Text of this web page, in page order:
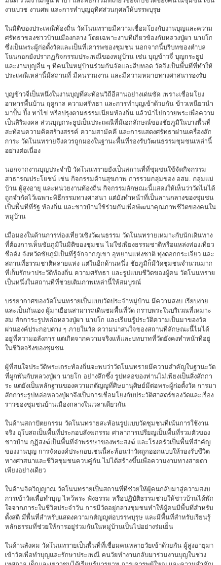
งานบวช งานศพ และการทำบุญอุทิศส่วนกุศลให้บรรพบุรุษ
ในมิติของประเพณีท้องถิ่น วัดโนนทรายมีความเชื่อมโยงกับงานบุญและความ
ศรัทธาของชาวบ้านเมืองกลาง โดยเฉพาะงานที่เกี่ยวข้องกับหลวงปู่ผา นายโก
ซึ่งเป็นพระผู้ก่อตั้งวัดและเป็นที่เคารพของชุมชน นอกจากนี้บริบทของตำบล
โนนกอกยังปรากฏกิจกรรมประเพณีของหมู่บ้าน เช่น บุญข้าวจี่ บุญกระธูป
และงานบุญอื่น ๆ ที่คนในหมู่บ้านร่วมกันจัดและสืบทอด วัดจึงเป็นพื้นที่ที่ทำให้
ประเพณีเหล่านี้มีสถานที่ มีคนร่วมงาน และมีความหมายทางศาสนารองรับ
บุญข้าวจี่เป็นหนึ่งในงานบุญที่สะท้อนวิถีอีสานอย่างเด่นชัด เพราะเชื่อมโยง
อาหารพื้นบ้าน ฤดูกาล ความศรัทธา และการทำบุญเข้าด้วยกัน ข้าวเหนียวนำ
มาปั้น ปิ้ง ทาไข่ หรือปรุงตามธรรมเนียมท้องถิ่น แล้วนำไปถวายพระเพื่อความ
เป็นสิริมงคล ส่วนบุญกระธูปเป็นประเพณีที่มีเอกลักษณ์ของชัยภูมิในบางพื้นที่
สะท้อนความคิดสร้างสรรค์ ความสามัคคี และการแสดงศรัทธาผ่านเครื่องสัก
การะ วัดโนนทรายจึงควรถูกมองในฐานะพื้นที่รองรับวัฒนธรรมชุมชนเหล่านี้
อย่างต่อเนื่อง
นอกจากงานบุญประจำปี วัดโนนทรายยังเป็นสถานที่ที่ชุมชนใช้จัดกิจกรรม
สาธารณประโยชน์ เช่น กิจกรรมด้านสุขภาพ การรวมกลุ่มของ อสม. กลุ่มแม่
บ้าน ผู้สูงอายุ และหน่วยงานท้องถิ่น กิจกรรมลักษณะนี้แสดงให้เห็นว่าวัดไม่ได้
ถูกจำกัดไว้เฉพาะพิธีกรรมทางศาสนา แต่ยังทำหน้าที่เป็นลานกลางของชุมชน
เป็นพื้นที่ที่รัฐ ท้องถิ่น และชาวบ้านใช้ร่วมกันเพื่อพัฒนาคุณภาพชีวิตของคนใน
หมู่บ้าน
เมื่อมองในด้านการท่องเที่ยวเชิงวัฒนธรรม วัดโนนทรายเหมาะกับนักเดินทาง
ที่ต้องการเห็นชัยภูมิในมิติของชุมชน ไม่ใช่เพียงธรรมชาติหรือแหล่งท่องเที่ยว
ชื่อดัง จังหวัดชัยภูมิเป็นที่รู้จักจากภูเขา อุทยานแห่งชาติ ทุ่งดอกกระเจียว และ
สถานที่ธรรมชาติหลายแห่ง แต่ในอีกด้านหนึ่ง ชัยภูมิก็มีวัดชุมชนจำนวนมาก
ที่เก็บรักษาประวัติท้องถิ่น ความศรัทธา และรูปแบบชีวิตของผู้คน วัดโนนทราย
เป็นหนึ่งในสถานที่ที่ช่วยเติมภาพเหล่านี้ให้สมบูรณ์
บรรยากาศของวัดโนนทรายเป็นแบบวัดประจำหมู่บ้าน มีความสงบ เรียบง่าย
และเป็นกันเอง ผู้มาเยือนสามารถเดินชมพื้นที่วัด กราบพระในบริเวณที่เหมาะ
สม สักการะรูปหล่อหลวงปู่ผา นายโก และเรียนรู้ประวัติความเป็นมาของวัด
ผ่านองค์ประกอบต่าง ๆ ภายในวัด ความน่าสนใจของสถานที่ลักษณะนี้ไม่ได้
อยู่ที่ความอลังการ แต่เกิดจากความจริงแท้และบทบาทที่วัดยังคงทำหน้าที่อยู่
ในชีวิตจริงของชุมชน
ผู้ที่สนใจประวัติพระเถระท้องถิ่นจะพบว่าวัดโนนทรายมีความสำคัญในฐานะวัด
ที่ผูกพันกับหลวงปู่ผา นายโก อย่างลึกซึ้ง รูปหล่อของท่านไม่เพียงเป็นสิ่งสักกา
ระ แต่ยังเป็นหลักฐานของความกตัญญูที่ศิษยานุศิษย์มีต่อพระผู้ก่อตั้งวัด การมา
สักการะรูปหล่อหลวงปู่ผาจึงเป็นการเชื่อมโยงกับประวัติศาสตร์ของวัดและเรื่อง
ราวของชุมชนบ้านเมืองกลางในเวลาเดียวกัน
ในด้านสถาปัตยกรรม วัดโนนทรายสะท้อนรูปแบบวัดชุมชนที่เน้นการใช้งาน
จริง อุโบสถเป็นพื้นที่ประกอบสังฆกรรม ศาลาการเปรียญเป็นพื้นที่รวมตัวของ
ชาวบ้าน กุฏิสงฆ์เป็นพื้นที่จำพรรษาของพระสงฆ์ และโรงครัวเป็นพื้นที่สำคัญ
ของงานบุญ การจัดองค์ประกอบเช่นนี้สะท้อนว่าวัดถูกออกแบบให้รองรับชีวิต
ทางศาสนาและชีวิตชุมชนควบคู่กัน ไม่ได้สร้างขึ้นเพื่อความงามทางสายตา
เพียงอย่างเดียว
ในด้านจิตวิญญาณ วัดโนนทรายเป็นสถานที่ที่ช่วยให้ผู้คนกลับมาสู่ความสงบ
การเข้าวัดเพื่อทำบุญ ไหว้พระ ฟังธรรม หรือปฏิบัติธรรมช่วยให้ชาวบ้านได้พัก
ใจจากภาระในชีวิตประจำวัน การมีวัดอยู่กลางชุมชนทำให้ผู้คนมีพื้นที่สำหรับ
ตั้งสติ มีพื้นที่สำหรับแสดงความกตัญญูต่อบรรพบุรุษ และมีพื้นที่สำหรับเรียนรู้
หลักธรรมที่ช่วยให้การอยู่ร่วมกันในหมู่บ้านเป็นไปอย่างร่มเย็น
ในด้านสังคม วัดโนนทรายเป็นพื้นที่ที่เชื่อมคนหลายวัยเข้าด้วยกัน ผู้สูงอายุมา
เข้าวัดเพื่อทำบุญและรักษาประเพณี คนวัยทำงานกลับมาร่วมงานบุญในช่วง